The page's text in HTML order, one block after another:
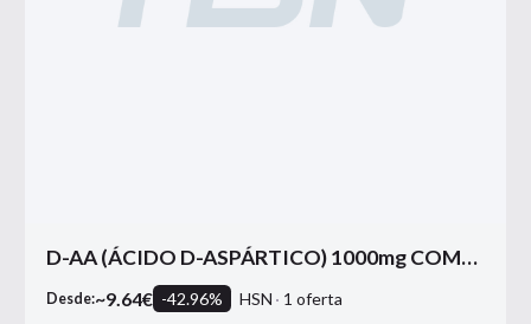
D-AA (ÁCIDO D-ASPÁRTICO) 1000mg COMPLEX
Desde:~9.64€ -42.96% HSN 1 oferta